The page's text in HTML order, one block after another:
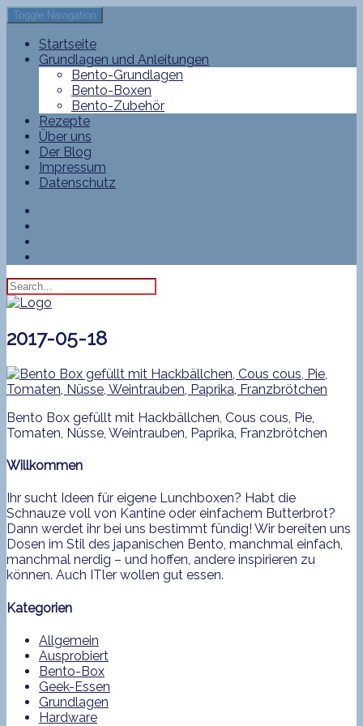
Toggle Navigation
Startseite
Grundlagen und Anleitungen
Bento-Grundlagen
Bento-Boxen
Bento-Zubehör
Rezepte
Über uns
Der Blog
Impressum
Datenschutz
2017-05-18
Bento Box gefüllt mit Hackbällchen, Cous cous, Pie,
Tomaten, Nüsse, Weintrauben, Paprika, Franzbrötchen
Willkommen
Ihr sucht Ideen für eigene Lunchboxen? Habt die
Schnauze voll von Kantine oder einfachem Butterbrot?
Dann werdet ihr bei uns bestimmt fündig! Wir bereiten uns
Dosen im Stil des japanischen Bento, manchmal einfach,
manchmal nerdig – und hoffen, andere inspirieren zu
können. Auch ITler wollen gut essen.
Kategorien
Allgemein
Ausprobiert
Bento-Box
Geek-Essen
Grundlagen
Hardware